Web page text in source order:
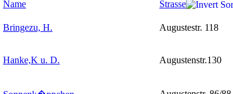
Name Strasse
Bringezu, H. Augustestr. 118
Hanke,K u. D. Augustenstr.130